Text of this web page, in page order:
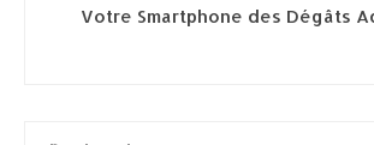
Votre Smartphone des Dégâts